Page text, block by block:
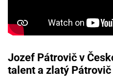
Jozef Pátrovič v
talent a zlatý Pátrovič